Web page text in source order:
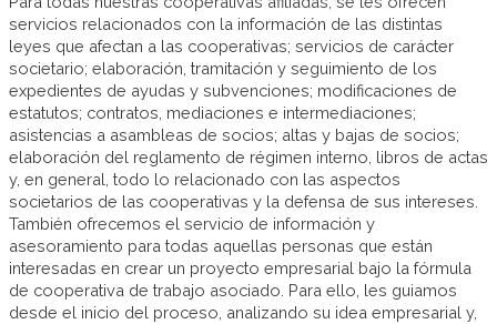
servicios relacionados con la información de las distintas
leyes que afectan a las cooperativas; servicios de carácter
societario; elaboración, tramitación y seguimiento de los
expedientes de ayudas y subvenciones; modificaciones de
estatutos; contratos, mediaciones e intermediaciones;
asistencias a asambleas de socios; altas y bajas de socios;
elaboración del reglamento de régimen interno, libros de actas
y, en general, todo lo relacionado con las aspectos
societarios de las cooperativas y la defensa de sus intereses.
También ofrecemos el servicio de información y
asesoramiento para todas aquellas personas que están
interesadas en crear un proyecto empresarial bajo la fórmula
de cooperativa de trabajo asociado. Para ello, les guiamos
desde el inicio del proceso, analizando su idea empresarial y,